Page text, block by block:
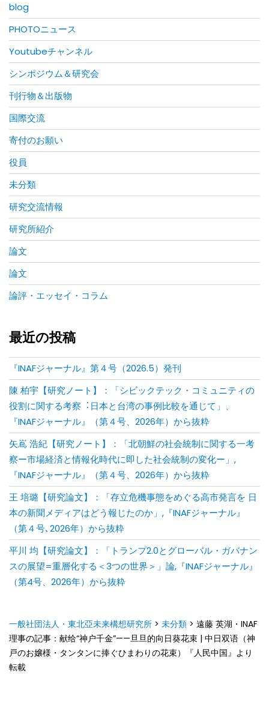
blog
PHOTOニュース
Youtubeチャンネル
シンポジウム＆研究会
刊行物＆出版物
国際交流
寄付のお願い
役員
未分類
研究交流情報
研究所紹介
論文
論文
論評・エッセイ・コラム
最近の投稿
『INAFジャーナル』第４号（2026.5）発刊
陳 柏宇【研究ノート】：「シビックテック・コミュニティの
役割に関する考察︓⽇本と台湾の事例⽐較を通じて」、
『INAFジャーナル』（第４号、2026年）から抜粋
矢嶌 浩紀【研究ノート】：「北朝鮮の社会統制に関する一考
察ー市場経済と情報化時代に即した社会統制の変化ー」,
『INAFジャーナル』（第４号、2026年）から抜粋
王 培璐【研究論文】：「存⽴危機事態をめぐる⾼市発⾔を ⽇
本の新聞メディアはどう報じたのか」,『INAFジャーナル』
（第４号､2026年）から抜粋
平川 均【研究論文】：「トランプ2.0とグローバル・ガバナン
スの展望=重層化する＜3つの世界＞」論,『INAFジャーナル』
（第4号、2026年）から抜粋
一般社団法人・東北亞未来構想研究所 > 未分類 > 遠藤 英湖・INAF
理事の記事：献给“神户千金”——旦旦的向日葵花束 | 中日双语（神
戸のお嬢様・タンタンに捧ぐひまわりの花束）『人民中国』より
転載